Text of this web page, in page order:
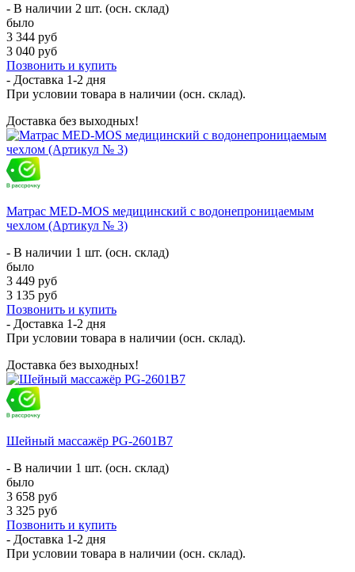
- В наличии 2 шт. (осн. склад)
было
3 344 руб
3 040 руб
Позвонить и купить
- Доставка 1-2 дня
При условии товара в наличии (осн. склад).
Доставка без выходных!
Матрас MED-MOS медицинский с водонепроницаемым
чехлом (Артикул № 3)
- В наличии 1 шт. (осн. склад)
было
3 449 руб
3 135 руб
Позвонить и купить
- Доставка 1-2 дня
При условии товара в наличии (осн. склад).
Доставка без выходных!
Шейный массажёр PG-2601B7
- В наличии 1 шт. (осн. склад)
было
3 658 руб
3 325 руб
Позвонить и купить
- Доставка 1-2 дня
При условии товара в наличии (осн. склад).